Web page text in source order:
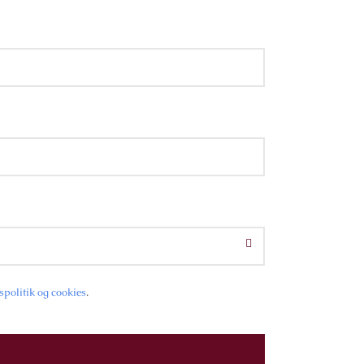
og cookies.